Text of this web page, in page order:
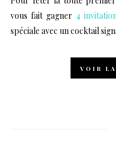
vous fait gagner 4
spéciale avec un cocktail
VOIR